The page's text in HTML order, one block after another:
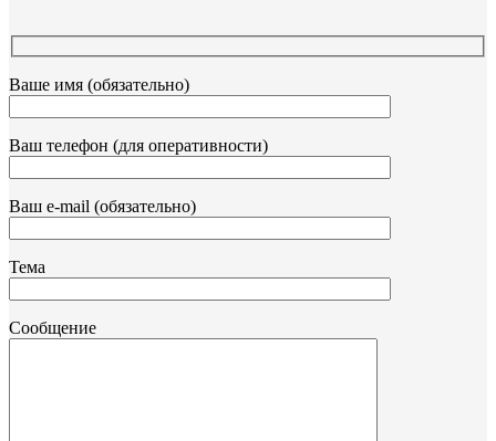
Ваше имя (обязательно)
Ваш телефон (для оперативности)
Ваш e-mail (обязательно)
Тема
Сообщение